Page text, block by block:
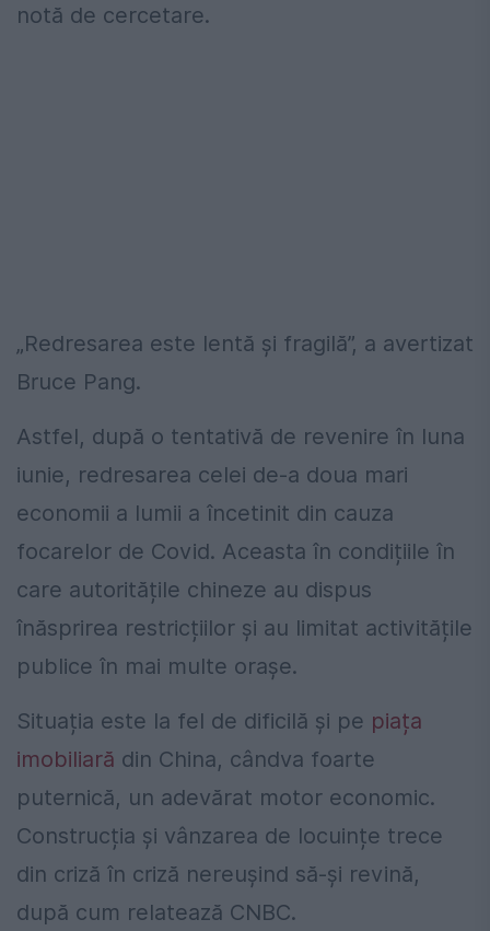
notă de cercetare.
„Redresarea este lentă şi fragilă”, a avertizat
Bruce Pang.
Astfel, după o tentativă de revenire în luna
iunie, redresarea celei de-a doua mari
economii a lumii a încetinit din cauza
focarelor de Covid. Aceasta în condițiile în
care autoritățile chineze au dispus
înăsprirea restricțiilor și au limitat activitățile
publice în mai multe oraşe.
Situația este la fel de dificilă și pe piața
imobiliară din China, cândva foarte
puternică, un adevărat motor economic.
Construcția și vânzarea de locuințe trece
din criză în criză nereușind să-și revină,
după cum relatează CNBC.